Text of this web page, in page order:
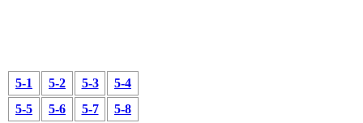
5-1 5-2 5-3
5-4
5-5
5-6 5-7
5-8